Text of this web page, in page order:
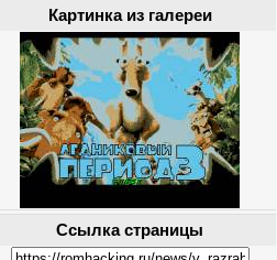
Картинка из галереи
Ссылка страницы